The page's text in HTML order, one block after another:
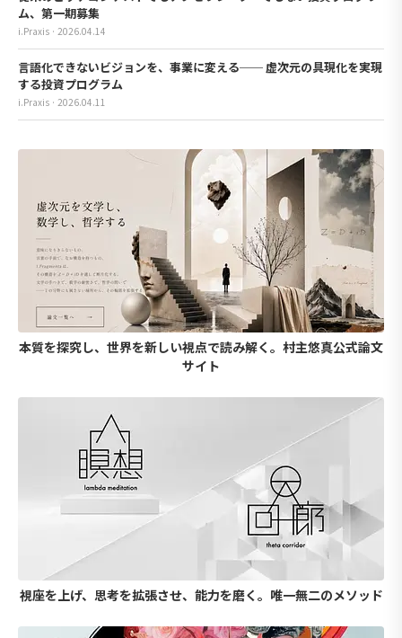
ム、第一期募集
i.Praxis · 2026.04.14
言語化できないビジョンを、事業に変える── 虚次元の具現化を実現
する投資プログラム
i.Praxis · 2026.04.11
本質を探究し、世界を新しい視点で読み解く。村主悠真公式論文
サイト
視座を上げ、思考を拡張させ、能力を磨く。唯一無二のメソッド